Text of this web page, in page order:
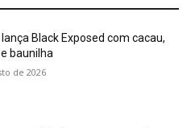
Black Exposed com cacau,
baunilha
de 2026